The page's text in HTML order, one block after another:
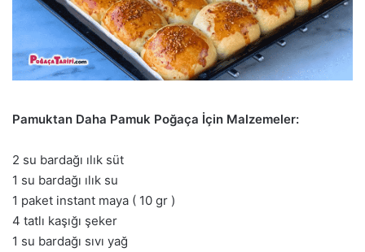
Pamuktan Daha Pamuk Poğaça İçin Malzemeler:
2 su bardağı ılık süt
1 su bardağı ılık su
1 paket instant maya ( 10 gr )
4 tatlı kaşığı şeker
1 su bardağı sıvı yağ